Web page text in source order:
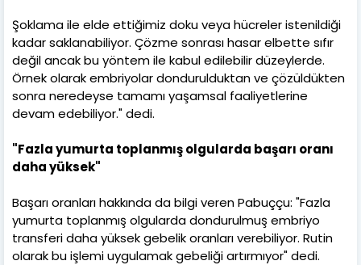
Şoklama ile elde ettiğimiz doku veya hücreler istenildiği
kadar saklanabiliyor. Çözme sonrası hasar elbette sıfır
değil ancak bu yöntem ile kabul edilebilir düzeylerde.
Örnek olarak embriyolar dondurulduktan ve çözüldükten
sonra neredeyse tamamı yaşamsal faaliyetlerine
devam edebiliyor." dedi.
"Fazla yumurta toplanmış olgularda başarı oranı
daha yüksek"
Başarı oranları hakkında da bilgi veren Pabuççu: "Fazla
yumurta toplanmış olgularda dondurulmuş embriyo
transferi daha yüksek gebelik oranları verebiliyor. Rutin
olarak bu işlemi uygulamak gebeliği artırmıyor" dedi.